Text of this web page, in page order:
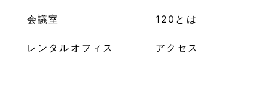
会議室 120とは
レンタルオフィス アクセス